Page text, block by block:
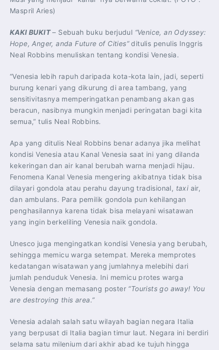
Maspril Aries)
KAKI BUKIT– Sebuah buku berjudul “Venice, an Odyssey:
Hope, Anger, anda Future of Cities”ditulis penulis Inggris
Neal Robbins menuliskan tentang kondisi Venesia.
“Venesia lebih rapuh daripada kota-kota lain, jadi, seperti
burung kenari yang dikurung di area tambang, yang
sensitivitasnya memperingatkan penambang akan gas
beracun, nasibnya mungkin menjadi peringatan bagi kita
semua,” tulis Neal Robbins.
Apa yang ditulis Neal Robbins benar adanya jika melihat
kondisi Venesia atau Kanal Venesia saat ini yang dilanda
kekeringan dan air kanal berubah warna menjadi hijau.
Fenomena Kanal Venesia mengering akibatnya tidak bisa
dilayari gondola atau perahu dayung tradisional, taxiair,
dan ambulans. Para pemilik gondola pun kehilangan
penghasilannya karena tidak bisa melayani wisatawan
yang ingin berkeliling Venesia naik gondola.
Unesco juga mengingatkan kondisi Venesia yang berubah,
sehingga memicu warga setempat. Mereka memprotes
kedatangan wisatawan yang jumlahnya melebihi dari
jumlah penduduk Venesia. Ini memicu protes warga
Venesia dengan memasang poster “Tourists go away! You
are destroying this area.”
Venesia adalah salah satu wilayah bagian negara Italia
yang berpusat di Italia bagian timur laut. Negara ini berdiri
selama satu milenium dari akhir abad ke tujuh hingga